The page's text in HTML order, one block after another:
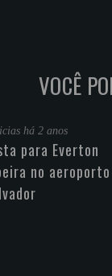
VOCÊ
há 2 anos
para Everton
no